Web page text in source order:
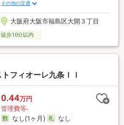
その他の交通
大阪府大阪市福島区大開３丁目
歩10分以内
フィオーレ九条ＩＩ
0.44万円
管理費等-
なし(1ヶ月)
なし